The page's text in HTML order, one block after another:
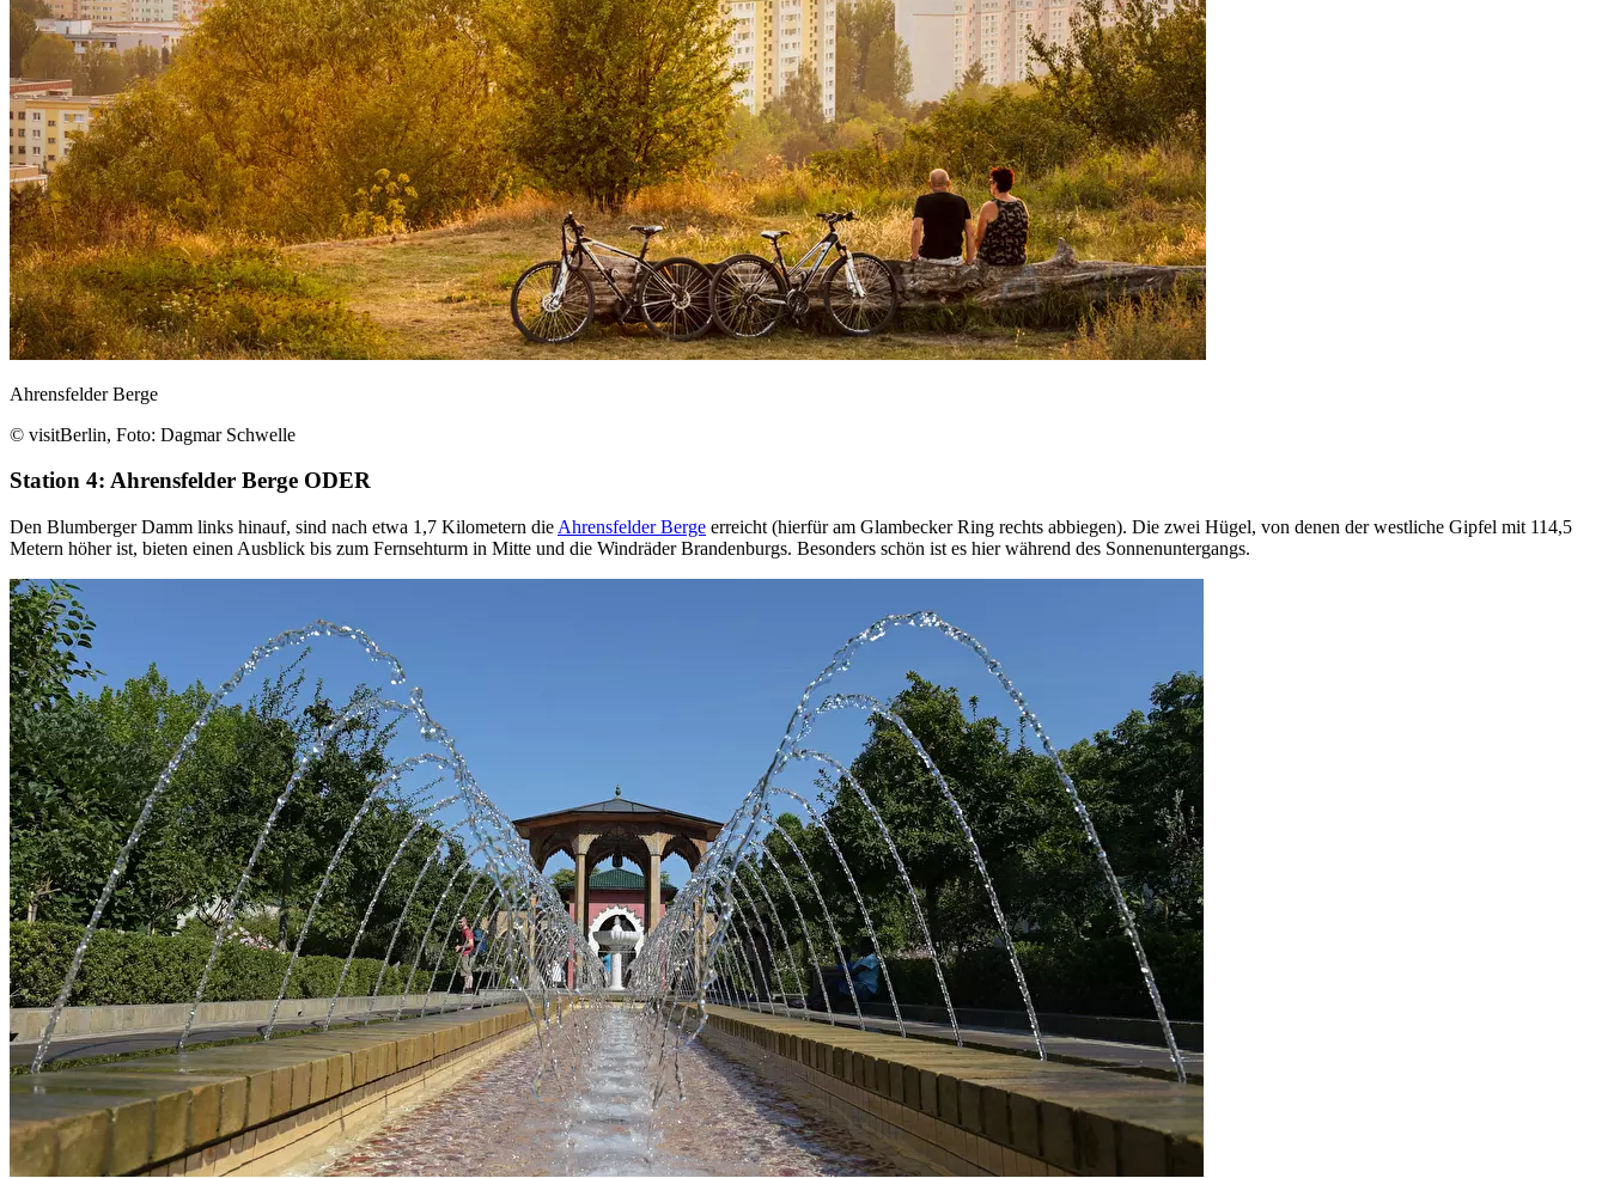
Ahrensfelder Berge
© visitBerlin, Foto: Dagmar Schwelle
Station 4: Ahrensfelder Berge ODER
Den Blumberger Damm links hinauf, sind nach etwa 1,7 Kilometern die Ahrensfelder Berge erreicht (hierfür am Glambecker Ring rechts abbiegen). Die zwei Hügel, von denen der westliche Gipfel mit 114,5
Metern höher ist, bieten einen Ausblick bis zum Fernsehturm in Mitte und die Windräder Brandenburgs. Besonders schön ist es hier während des Sonnenuntergangs.